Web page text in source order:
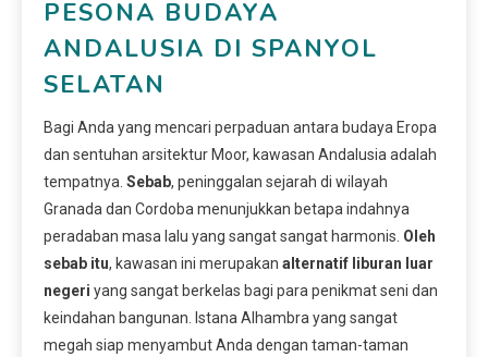
PESONA BUDAYA
ANDALUSIA DI SPANYOL
SELATAN
Bagi Anda yang mencari perpaduan antara budaya Eropa
dan sentuhan arsitektur Moor, kawasan Andalusia adalah
tempatnya. Sebab, peninggalan sejarah di wilayah
Granada dan Cordoba menunjukkan betapa indahnya
peradaban masa lalu yang sangat sangat harmonis. Oleh
sebab itu, kawasan ini merupakan alternatif liburan luar
negeri yang sangat berkelas bagi para penikmat seni dan
keindahan bangunan. Istana Alhambra yang sangat
megah siap menyambut Anda dengan taman-taman